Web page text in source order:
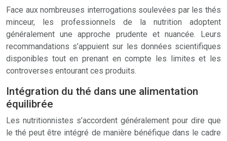
Face aux nombreuses interrogations soulevées par les thés
minceur, les professionnels de la nutrition adoptent
généralement une approche prudente et nuancée. Leurs
recommandations s’appuient sur les données scientifiques
disponibles tout en prenant en compte les limites et les
controverses entourant ces produits.
Intégration du thé dans une alimentation
équilibrée
Les nutritionnistes s’accordent généralement pour dire que
le thé peut être intégré de manière bénéfique dans le cadre